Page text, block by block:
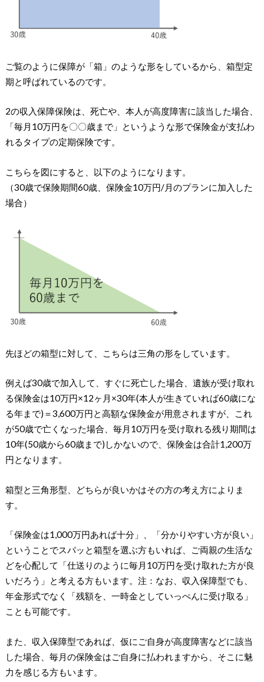
ご覧のように保障が「箱」のような形をしているから、箱型定
期と呼ばれているのです。
2の収入保障保険は、死亡や、本人が高度障害に該当した場合、
「毎月10万円を〇〇歳まで」というような形で保険金が支払わ
れるタイプの定期保険です。
こちらを図にすると、以下のようになります。
（30歳で保険期間60歳、保険金10万円/月のプランに加入した
場合）
先ほどの箱型に対して、こちらは三角の形をしています。
例えば30歳で加入して、すぐに死亡した場合、遺族が受け取れ
る保険金は10万円×12ヶ月×30年(本人が生きていれば60歳にな
る年まで)＝3,600万円と高額な保険金が用意されますが、これ
が50歳で亡くなった場合、毎月10万円を受け取れる残り期間は
10年(50歳から60歳まで)しかないので、保険金は合計1,200万
円となります。
箱型と三角形型、どちらが良いかはその方の考え方によりま
す。
「保険金は1,000万円あれば十分」、「分かりやすい方が良い」
ということでスパッと箱型を選ぶ方もいれば、ご両親の生活な
どを心配して「仕送りのように毎月10万円を受け取れた方が良
いだろう」と考える方もいます。注：なお、収入保障型でも、
年金形式でなく「残額を、一時金としていっぺんに受け取る」
ことも可能です。
また、収入保障型であれば、仮にご自身が高度障害などに該当
した場合、毎月の保険金はご自身に払われますから、そこに魅
力を感じる方もいます。